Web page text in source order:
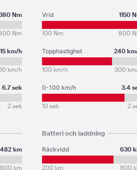
Nm
Nm
km/h
km/h
6.7 sek
2 sek
482 km
800 km
Vrid 1150
100 Nm 800
Topphastighet 240
100 km/h 300
0-100 km/h 3.4
10 sek 2
Batteri och laddning
Räckvidd 630
200 km 800